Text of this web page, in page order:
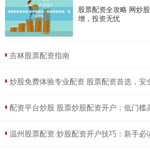
股票配资全攻略 网炒
增，投资无忧
​吉林股票配资指南
炒股免费体验专业配资 股票配资首选，安
配资平台炒股 股票炒股配资开户：低门槛高
温州股票配资 炒股配资开户技巧：新手必